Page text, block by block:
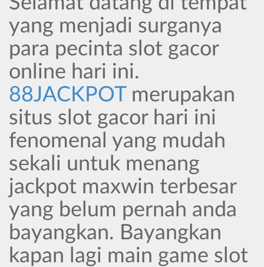
yang menjadi surganya
para pecinta slot gacor
online hari ini.
88JACKPOTmerupakan
situs slot gacor hari ini
fenomenal yang mudah
sekali untuk menang
jackpot maxwin terbesar
yang belum pernah anda
bayangkan. Bayangkan
kapan lagi main game slot